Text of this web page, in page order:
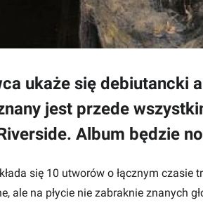
ukaże się debiutancki
jest przede
Album będzie
się 10 utworów o łącznym
ale na płycie nie zabraknie znanych